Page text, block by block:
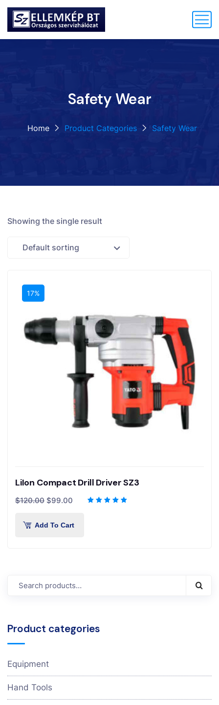
Safety Wear
Home Product Categories Safety Wear
Showing the single result
Default sorting
17%
LiIon Compact Drill Driver SZ3
$120.00 $99.00
Add To Cart
Product categories
Equipment
Hand Tools